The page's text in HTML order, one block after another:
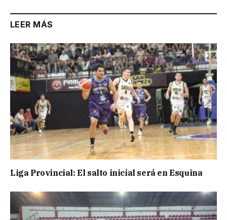
LEER MÁS
Liga Provincial: El salto inicial será en Esquina